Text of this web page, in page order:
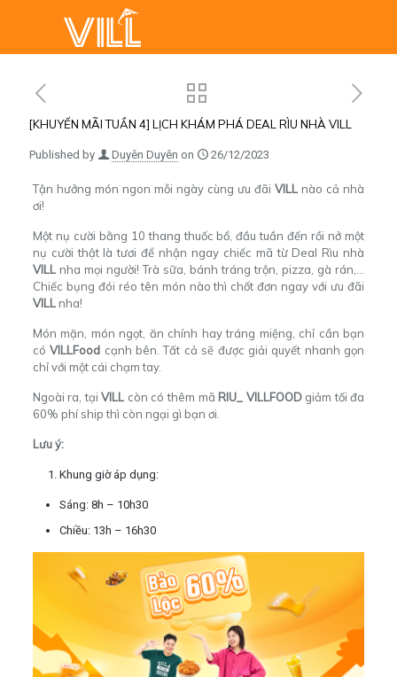
[KHUYẾN MÃI TUẦN 4] LỊCH KHÁM PHÁ DEAL RÌU NHÀ VILL
Published by Duyên Duyên on 26/12/2023
Tận hưởng món ngon mỗi ngày cùng ưu đãiVILL nào cả nhà
ơi!
Một nụ cười bằng 10 thang thuốc bổ, đầu tuần đến rồi nở một
nụ cười thật là tươi để nhận ngay chiếc mã từ Deal Rìu nhà
VILLnha mọi người!Trà sữa, bánh tráng trộn, pizza, gà rán,…
Chiếc bụng đói réo tên món nào thì chốt đơn ngay với ưu đãi
VILLnha!
Món mặn, món ngọt, ăn chính hay tráng miệng, chỉ cần bạn
cóVILLFood cạnh bên. Tất cả sẽ được giải quyết nhanh gọn
chỉ với một cái chạm tay.
Ngoài ra, tạiVILL còn có thêm mã RIU_ VILLFOODgiảm tối đa
60% phí ship thì còn ngại gì bạn ơi.
Lưu ý:
Khung giờ áp dụng:
Sáng: 8h – 10h30
Chiều: 13h – 16h30